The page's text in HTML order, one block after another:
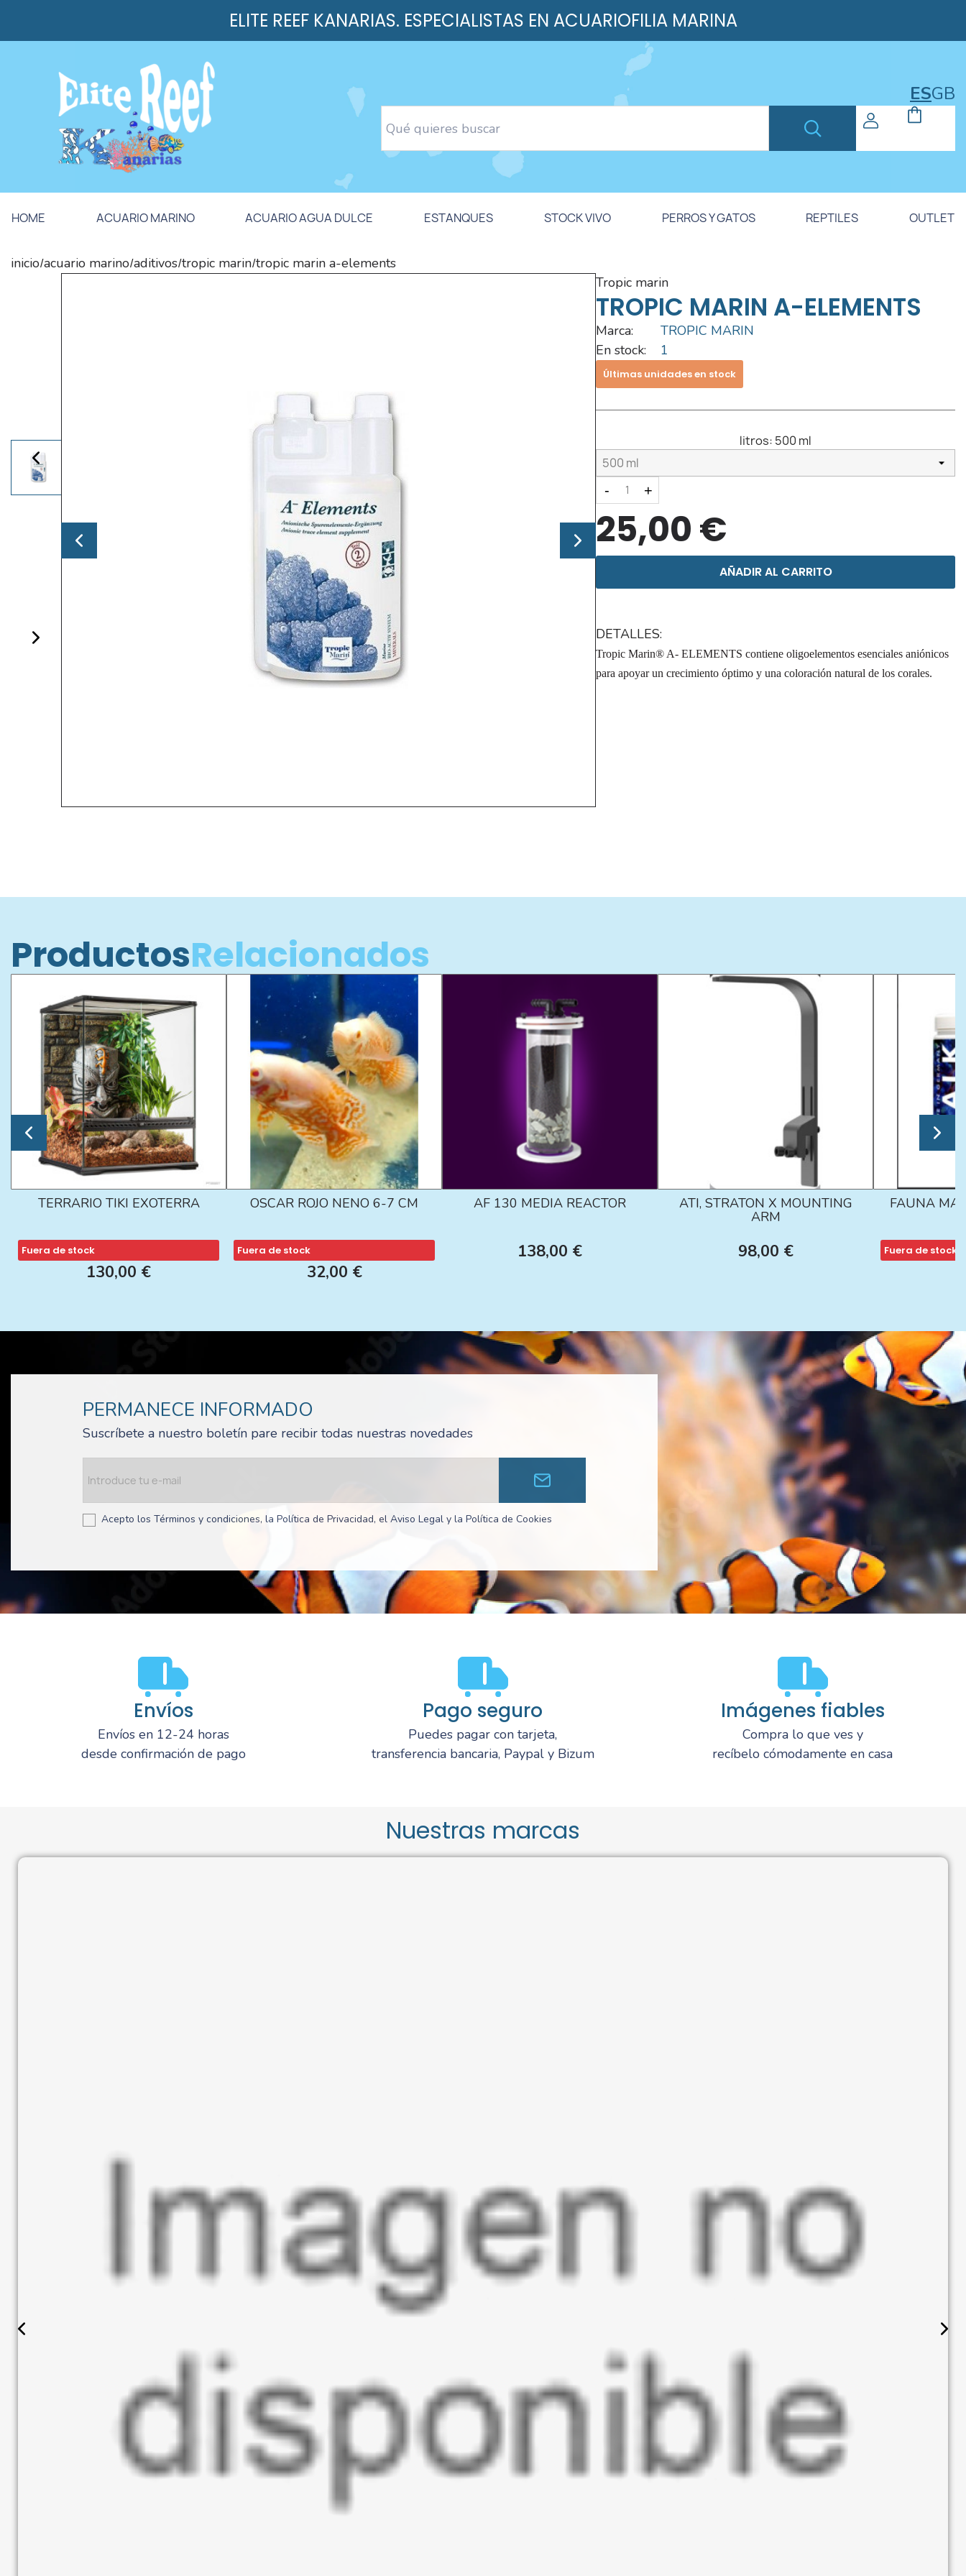
ELITE REEF KANARIAS. ESPECIALISTAS EN ACUARIOFILIA MARINA
ESGB
HOME ACUARIO MARINO ACUARIO AGUA DULCE ESTANQUES STOCK VIVO PERROS Y GATOS REPTILES OUTLET
inicio/acuario marino/aditivos/tropic marin/tropic marin a-elements
tropic marin
TROPIC MARIN A-ELEMENTS
Marca:
TROPIC MARIN
En stock:
1
Últimas unidades en stock
litros: 500 ml
- +
25,00 €
AÑADIR AL CARRITO
DETALLES:
Tropic Marin® A- ELEMENTS contiene oligoelementos esenciales aniónicos
para apoyar un crecimiento óptimo y una coloración natural de los corales.
ProductosRelacionados
TERRARIO TIKI EXOTERRA
Fuera de stock
130,00 €
OSCAR ROJO NENO 6-7 CM
Fuera de stock
32,00 €
AF 130 MEDIA REACTOR
138,00 €
ATI, STRATON X MOUNTING
ARM
98,00 €
FAUNA
Fuera de stock
PERMANECE INFORMADO
Suscríbete a nuestro boletín pare recibir todas nuestras novedades
Acepto los Términos y condiciones, la Política de Privacidad, el Aviso Legal y la Política de Cookies
Envíos
Envíos en 12-24 horas
desde confirmación de pago
Pago seguro
Puedes pagar con tarjeta,
transferencia bancaria, Paypal y Bizum
Imágenes fiables
Compra lo que ves y
recíbelo cómodamente en casa
Nuestras marcas